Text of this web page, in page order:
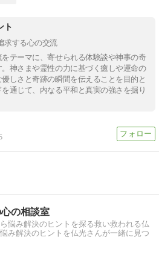
ト
求する心の交流
テーマに、寄せられる体験談や神事の奇
神さまや霊性の力に基づく癒しや運命の
しさと奇跡の瞬間を伝えることを目的と
通じて、内なる平和と真実の強さを掘り
の相談室
悩み解決のヒントを探る救い救われる仏
み解決のヒントを仏光さんが一緒に見つ